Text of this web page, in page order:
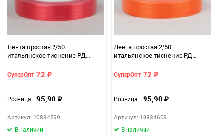
Лента простая 2/50
итальянское тиснение РД
СуперОпт 72 ₽
Розница 95,90 ₽
Артикул: 10834599
В наличии
Лента простая 2/50
итальянское тиснение РД
СуперОпт 72 ₽
Розница 95,90 ₽
Артикул: 10834603
В наличии